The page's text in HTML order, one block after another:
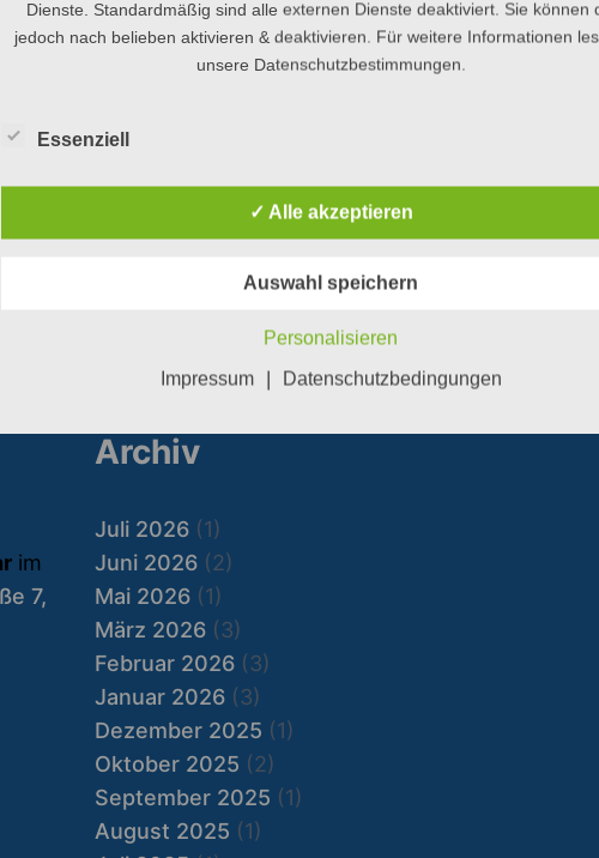
im
7,
Archiv
Juli 2026 (1)
Juni 2026 (2)
Mai 2026 (1)
März 2026 (3)
Februar 2026 (3)
Januar 2026 (3)
Dezember 2025 (1)
Oktober 2025 (2)
September 2025 (1)
August 2025 (1)
Dienste. Standardmäßig sind alle externen Dienste deaktiviert. Sie können
jedoch nach belieben aktivieren & deaktivieren. Für weitere Informationen
unsere Datenschutzbestimmungen.
Essenziell
✓ Alle akzeptieren
Auswahl speichern
Personalisieren
Impressum
| Datenschutzbedingungen